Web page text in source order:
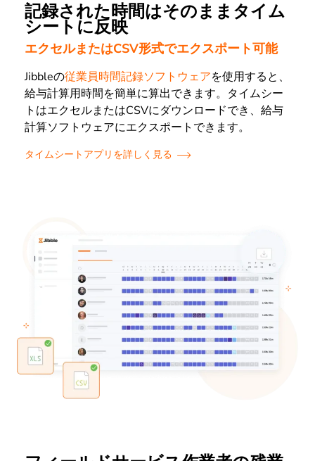
記録された時間はそのままタイム
シートに反映
エクセルまたはCSV形式でエクスポート可能
Jibbleの従業員時間記録ソフトウェアを使用すると、
給与計算用時間を簡単に算出できます。タイムシー
トはエクセルまたはCSVにダウンロードでき、給与
計算ソフトウェアにエクスポートできます。
タイムシートアプリを詳しく見る